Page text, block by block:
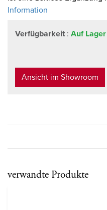
Information
Verfügbarkeit : Auf Lager
Ansicht im Showroom
verwandte Produkte